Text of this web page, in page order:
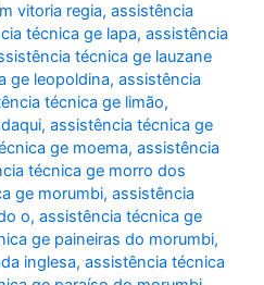
vitoria regia,assistência
técnica ge lapa,assistência
técnica ge lauzane
ge leopoldina,assistência
técnica ge limão,
,assistência técnica ge
ge moema,assistência
técnica ge morro dos
ge morumbi,assistência
o,assistência técnica ge
ge paineiras do morumbi,
inglesa,assistência técnica